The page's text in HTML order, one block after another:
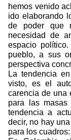
hemos venido
ido elaborando
de poder que
necesidad de
espacio
pueblo, a sus
perspectiva
La tendencia
visto, es el
carencia de una
para las
tendencia a
decir, no hay
para los